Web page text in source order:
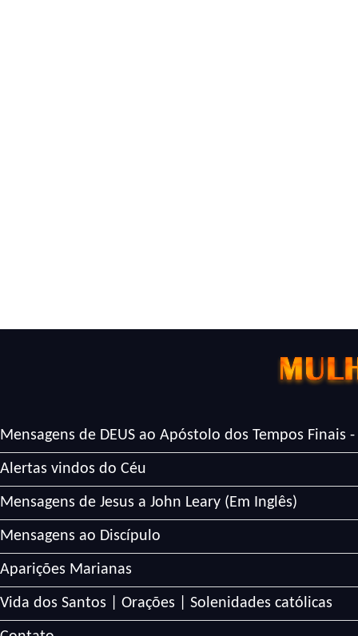
Mensagens de DEUS ao Apóstolo dos Tempos Finais -
Alertas vindos do Céu
Mensagens de Jesus a John Leary (Em Inglês)
Mensagens ao Discípulo
Aparições Marianas
Vida dos Santos | Orações | Solenidades católicas